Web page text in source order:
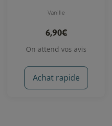
Vanille
6,90€
On attend vos avis
Achat rapide